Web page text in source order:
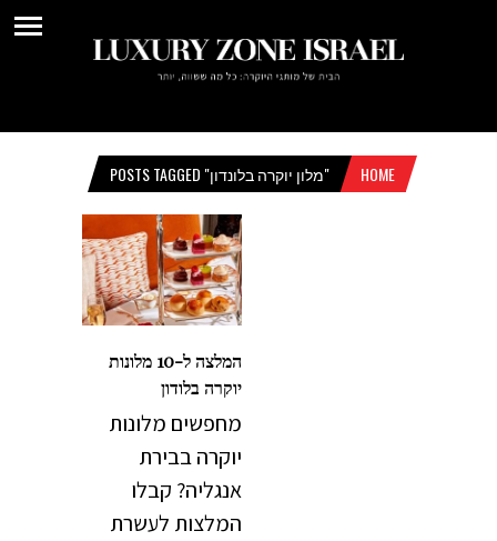
HOME POSTS TAGGED "מלון יוקרה בלונדון"
המלצה ל-10 מלונות
יוקרה בלודון
מחפשים מלונות
יוקרה בבירת
אנגליה? קבלו
המלצות לעשרת